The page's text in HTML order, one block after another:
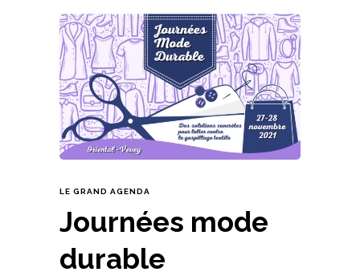
LE GRAND AGENDA
Journées mode
durable